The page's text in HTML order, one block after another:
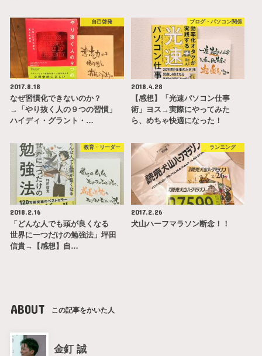
自己啓発
2017.8.18
なぜ習慣化できないのか？
→「やり抜く人の９つの習慣」
ハイディ・グラント・…
ブログ・パソコン関係
2018.4.28
【感想】「光速パソコン仕事
術」ヨス→実際にやってみた
ら、めちゃ快適になった！
教育・リーダー
2018.2.16
「どんな人でも頭が良くなる
世界に一つだけの勉強法」坪田
信貴→【感想】自…
ランニング
2017.2.26
犬山ハーフマラソン断念！！
ABOUT この記事をかいた人
金釘 誠